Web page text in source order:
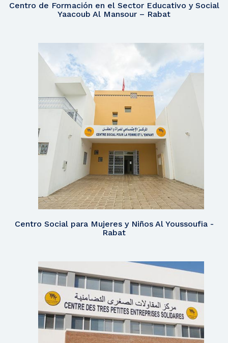
Centro de Formación en el Sector Educativo y Social
Yaacoub Al Mansour – Rabat
Centro Social para Mujeres y Niños Al Youssoufia -
Rabat